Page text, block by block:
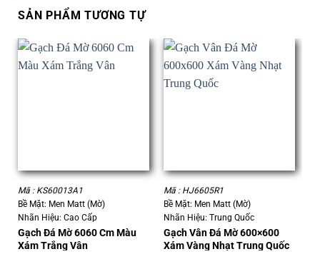
SẢN PHẨM TƯƠNG TỰ
Mã : KS60013A1
Bề Mặt: Men Matt (Mờ)
Nhãn Hiệu: Cao Cấp
Gạch Đá Mờ 6060 Cm Màu
Xám Trắng Vân
Mã : HJ6605R1
Bề Mặt: Men Matt (Mờ)
Nhãn Hiệu: Trung Quốc
Gạch Vân Đá Mờ 600×600
Xám Vàng Nhạt Trung Quốc